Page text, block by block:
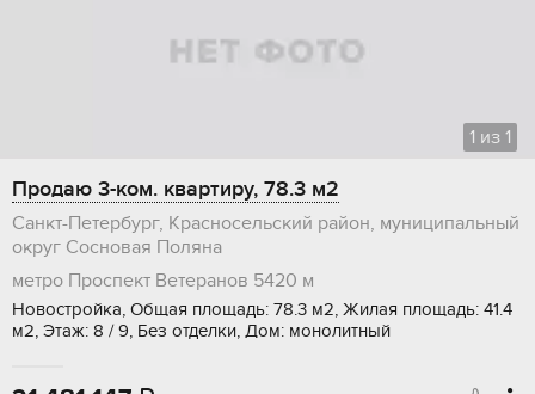
1 из 1
Продаю 3-ком. квартиру, 78.3 м2
Санкт-Петербург, Красносельский район, муниципальный
округ Сосновая Поляна
метро Проспект Ветеранов 5420 м
Новостройка, Общая площадь: 78.3 м2, Жилая площадь: 41.4
м2, Этаж: 8 / 9, Без отделки, Дом: монолитный